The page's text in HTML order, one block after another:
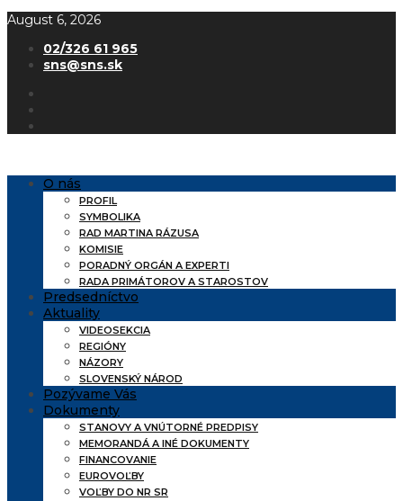
August 6, 2026
02/326 61 965
sns@sns.sk
O nás
PROFIL
SYMBOLIKA
RAD MARTINA RÁZUSA
KOMISIE
PORADNÝ ORGÁN A EXPERTI
RADA PRIMÁTOROV A STAROSTOV
Predsedníctvo
Aktuality
VIDEOSEKCIA
REGIÓNY
NÁZORY
SLOVENSKÝ NÁROD
Pozývame Vás
Dokumenty
STANOVY A VNÚTORNÉ PREDPISY
MEMORANDÁ A INÉ DOKUMENTY
FINANCOVANIE
EUROVOĽBY
VOĽBY DO NR SR